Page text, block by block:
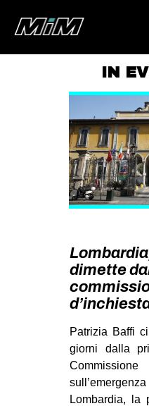
GAZA
CSOA
SPORT
IN
dimette
Patrizia Baffi
giorni dalla
Lombardia, la